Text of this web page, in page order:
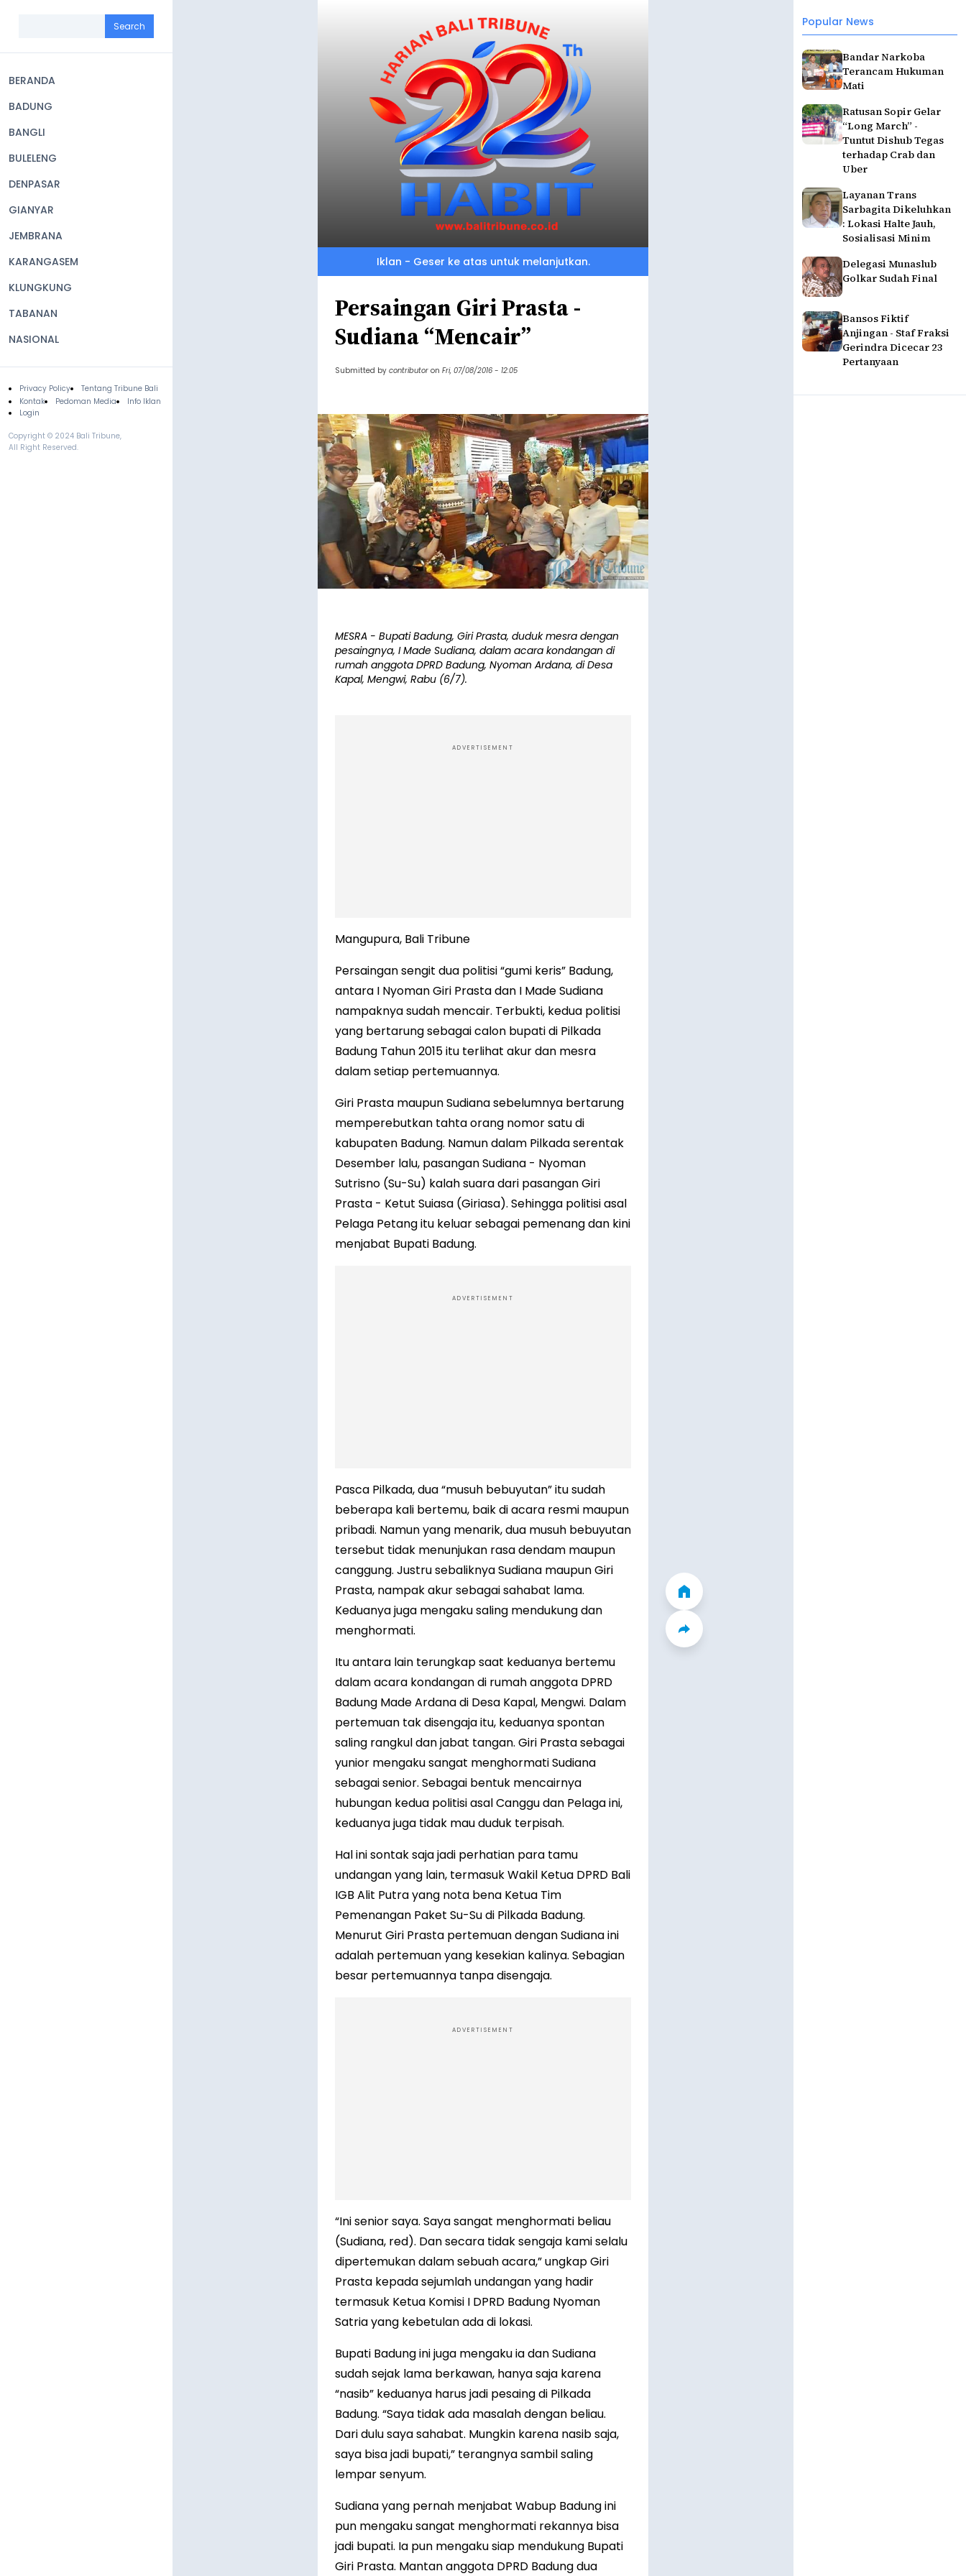
navigation
BERANDA
BADUNG
BANGLI
BULELENG
DENPASAR
GIANYAR
JEMBRANA
KARANGASEM
KLUNGKUNG
TABANAN
NASIONAL
Footer
Privacy Policy
Tentang Tribune Bali
Kontak
Pedoman Media
Info Iklan
Login
Copyright © 2024 Bali Tribune,
All Right Reserved.
Popular News
Bandar Narkoba
Terancam Hukuman
Mati
Ratusan Sopir Gelar
“Long March” -
Tuntut Dishub Tegas
terhadap Crab dan
Uber
Layanan Trans
Sarbagita Dikeluhkan
: Lokasi Halte Jauh,
Sosialisasi Minim
Delegasi Munaslub
Golkar Sudah Final
Bansos Fiktif
Anjingan - Staf Fraksi
Gerindra Dicecar 23
Pertanyaan
Iklan - Geser ke atas untuk melanjutkan.
Persaingan Giri Prasta -
Sudiana “Mencair”
Submitted by contributor on Fri, 07/08/2016 - 12:05
MESRA - Bupati Badung, Giri Prasta, duduk mesra dengan
pesaingnya, I Made Sudiana, dalam acara kondangan di
rumah anggota DPRD Badung, Nyoman Ardana, di Desa
Kapal, Mengwi, Rabu (6/7).
ADVERTISEMENT
Mangupura, Bali Tribune
Persaingan sengit dua politisi “gumi keris” Badung,
antara I Nyoman Giri Prasta dan I Made Sudiana
nampaknya sudah mencair. Terbukti, kedua politisi
yang bertarung sebagai calon bupati di Pilkada
Badung Tahun 2015 itu terlihat akur dan mesra
dalam setiap pertemuannya.
Giri Prasta maupun Sudiana sebelumnya bertarung
memperebutkan tahta orang nomor satu di
kabupaten Badung. Namun dalam Pilkada serentak
Desember lalu, pasangan Sudiana - Nyoman
Sutrisno (Su-Su) kalah suara dari pasangan Giri
Prasta - Ketut Suiasa (Giriasa). Sehingga politisi asal
Pelaga Petang itu keluar sebagai pemenang dan kini
menjabat Bupati Badung.
ADVERTISEMENT
Pasca Pilkada, dua “musuh bebuyutan” itu sudah
beberapa kali bertemu, baik di acara resmi maupun
pribadi. Namun yang menarik, dua musuh bebuyutan
tersebut tidak menunjukan rasa dendam maupun
canggung. Justru sebaliknya Sudiana maupun Giri
Prasta, nampak akur sebagai sahabat lama.
Keduanya juga mengaku saling mendukung dan
menghormati.
Itu antara lain terungkap saat keduanya bertemu
dalam acara kondangan di rumah anggota DPRD
Badung Made Ardana di Desa Kapal, Mengwi. Dalam
pertemuan tak disengaja itu, keduanya spontan
saling rangkul dan jabat tangan. Giri Prasta sebagai
yunior mengaku sangat menghormati Sudiana
sebagai senior. Sebagai bentuk mencairnya
hubungan kedua politisi asal Canggu dan Pelaga ini,
keduanya juga tidak mau duduk terpisah.
Hal ini sontak saja jadi perhatian para tamu
undangan yang lain, termasuk Wakil Ketua DPRD Bali
IGB Alit Putra yang nota bena Ketua Tim
Pemenangan Paket Su-Su di Pilkada Badung.
Menurut Giri Prasta pertemuan dengan Sudiana ini
adalah pertemuan yang kesekian kalinya. Sebagian
besar pertemuannya tanpa disengaja.
ADVERTISEMENT
“Ini senior saya. Saya sangat menghormati beliau
(Sudiana, red). Dan secara tidak sengaja kami selalu
dipertemukan dalam sebuah acara,” ungkap Giri
Prasta kepada sejumlah undangan yang hadir
termasuk Ketua Komisi I DPRD Badung Nyoman
Satria yang kebetulan ada di lokasi.
Bupati Badung ini juga mengaku ia dan Sudiana
sudah sejak lama berkawan, hanya saja karena
“nasib” keduanya harus jadi pesaing di Pilkada
Badung. “Saya tidak ada masalah dengan beliau.
Dari dulu saya sahabat. Mungkin karena nasib saja,
saya bisa jadi bupati,” terangnya sambil saling
lempar senyum.
‪Sudiana yang pernah menjabat Wabup Badung ini
pun mengaku sangat menghormati rekannya bisa
jadi bupati. Ia pun mengaku siap mendukung Bupati
Giri Prasta. Mantan anggota DPRD Badung dua